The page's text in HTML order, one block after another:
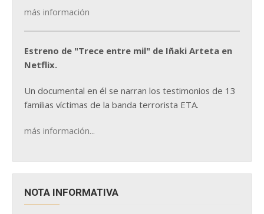
más información
Estreno de "Trece entre mil" de Iñaki Arteta en
Netflix.
Un documental en él se narran los testimonios de 13
familias víctimas de la banda terrorista ETA.
más información...
NOTA INFORMATIVA